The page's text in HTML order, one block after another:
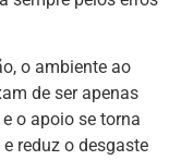
o ambiente ao
de ser apenas
o apoio se torna
reduz o desgaste